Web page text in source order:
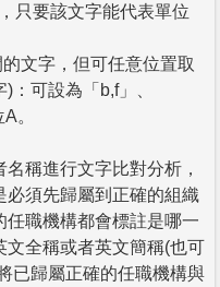
只要該文字能代表單位
文字，但可任意位置取
：可設為「b,f」、
。
稱進行文字比對分析，
必須先歸屬到正確的組織
職機構都會標註是哪一
全稱或者英文簡稱(也可
已歸屬正確的任職機構與